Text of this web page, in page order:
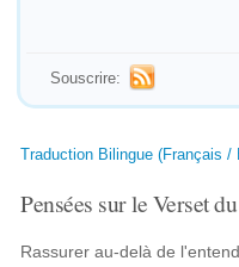
Souscrire:
Traduction Bilingue (Français /
Pensées sur le Verset
Rassurer au-delà de